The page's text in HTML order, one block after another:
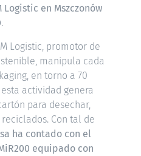
en Mszczonów
.
Logistic, promotor de
manipula cada
en torno a 70
actividad genera
para desechar,
Con tal de
ha contado con el
equipado con